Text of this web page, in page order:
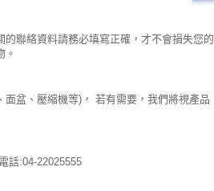
聯絡資料請務必填寫正確，才不會損失您的
。
盆、壓縮機等)， 若有需要，我們將視產品
話:04-22025555